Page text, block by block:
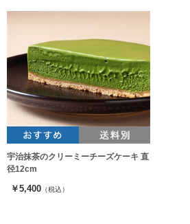
宇治抹茶のクリーミーチーズケーキ 直
径12cm
￥5,400 （税込）